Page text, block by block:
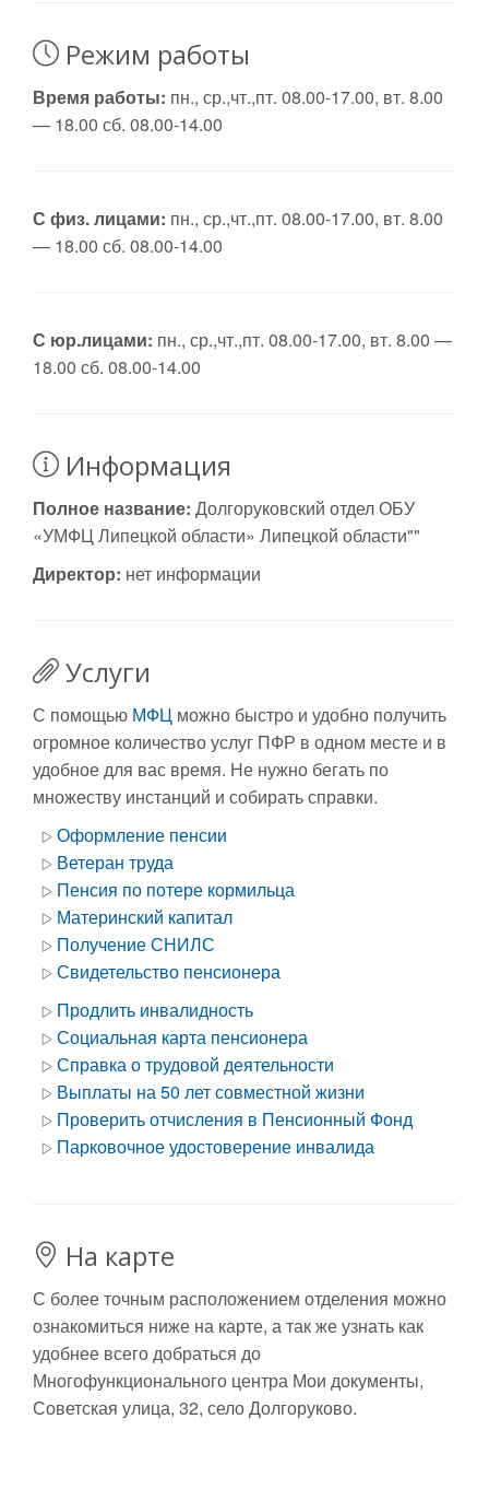
Режим работы
Время работы: пн., ср.,чт.,пт. 08.00-17.00, вт. 8.00
— 18.00 сб. 08.00-14.00
С физ. лицами: пн., ср.,чт.,пт. 08.00-17.00, вт. 8.00
— 18.00 сб. 08.00-14.00
С юр.лицами: пн., ср.,чт.,пт. 08.00-17.00, вт. 8.00 —
18.00 сб. 08.00-14.00
Информация
Полное название: Долгоруковский отдел ОБУ
«УМФЦ Липецкой области» Липецкой области""
Директор: нет информации
Услуги
С помощью МФЦ можно быстро и удобно получить
огромное количество услуг ПФР в одном месте и в
удобное для вас время. Не нужно бегать по
множеству инстанций и собирать справки.
Оформление пенсии
Ветеран труда
Пенсия по потере кормильца
Материнский капитал
Получение СНИЛС
Свидетельство пенсионера
Продлить инвалидность
Социальная карта пенсионера
Справка о трудовой деятельности
Выплаты на 50 лет совместной жизни
Проверить отчисления в Пенсионный Фонд
Парковочное удостоверение инвалида
На карте
С более точным расположением отделения можно
ознакомиться ниже на карте, а так же узнать как
удобнее всего добраться до
Многофункционального центра Мои документы,
Советская улица, 32, село Долгоруково.